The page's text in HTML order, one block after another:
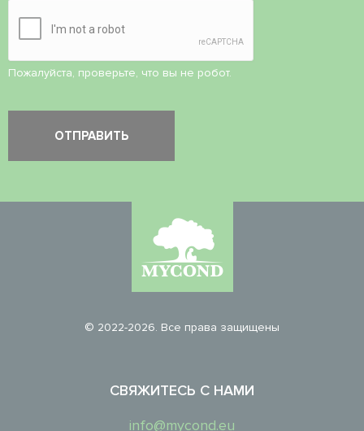
Пожалуйста, проверьте, что вы не робот.
© 2022-2026. Все права защищены
СВЯЖИТЕСЬ С НАМИ
info@mycond.eu